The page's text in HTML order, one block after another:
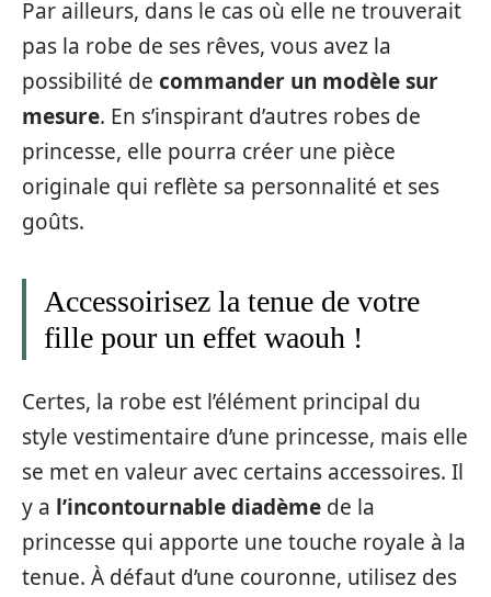
Par ailleurs, dans le cas où elle ne trouverait
pas la robe de ses rêves, vous avez la
possibilité de commander un modèle sur
mesure. En s’inspirant d’autres robes de
princesse, elle pourra créer une pièce
originale qui reflète sa personnalité et ses
goûts.
Accessoirisez la tenue de votre
fille pour un effet waouh !
Certes, la robe est l’élément principal du
style vestimentaire d’une princesse, mais elle
se met en valeur avec certains accessoires. Il
y a l’incontournable diadème de la
princesse qui apporte une touche royale à la
tenue. À défaut d’une couronne, utilisez des